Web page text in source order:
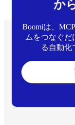
か
Boomiは、
ムをつなぐ
る自動化